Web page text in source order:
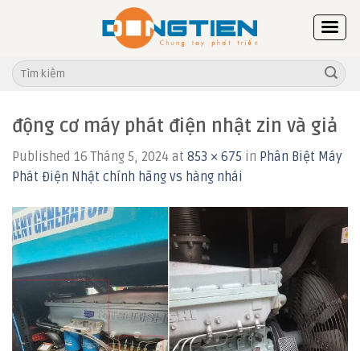
Tìm
kiếm:
động cơ máy phát điện nhật zin và giả
Published 16 Tháng 5, 2024 at 853 × 675 in Phân Biệt Máy
Phát Điện Nhật chính hãng vs hàng nhái